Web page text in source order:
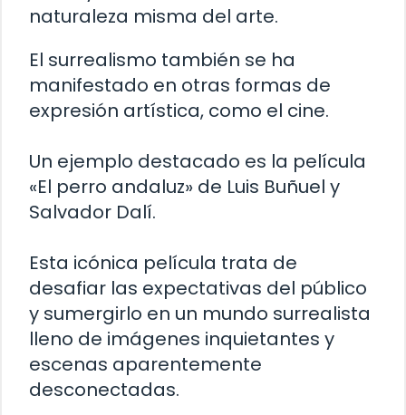
naturaleza misma del arte.
El surrealismo también se ha
manifestado en otras formas de
expresión artística, como el cine.
Un ejemplo destacado es la película
«El perro andaluz» de Luis Buñuel y
Salvador Dalí.
Esta icónica película trata de
desafiar las expectativas del público
y sumergirlo en un mundo surrealista
lleno de imágenes inquietantes y
escenas aparentemente
desconectadas.